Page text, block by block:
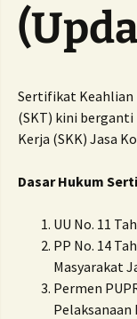
Sertifikat Keahlian
(SKT) kini
Kerja (SKK) Jasa
Dasar Hukum
UU No. 11
PP No. 14
Masyarakat
Permen